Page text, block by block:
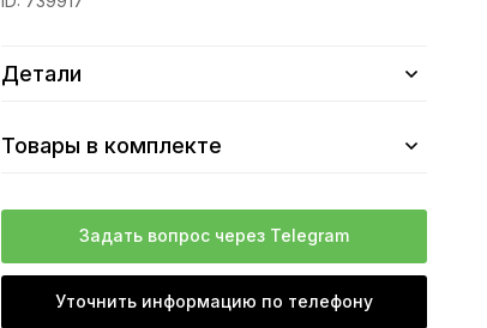
Детали
Товары в комплекте
Задать вопрос через Telegram
Уточнить информацию по телефону